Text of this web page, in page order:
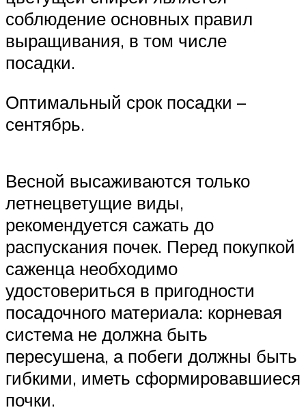
соблюдение основных правил
выращивания, в том числе
посадки.
Оптимальный срок посадки –
сентябрь.
Весной высаживаются только
летнецветущие виды,
рекомендуется сажать до
распускания почек. Перед покупкой
саженца необходимо
удостовериться в пригодности
посадочного материала: корневая
система не должна быть
пересушена, а побеги должны быть
гибкими, иметь сформировавшиеся
почки.